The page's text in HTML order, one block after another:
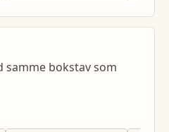
samme bokstav som